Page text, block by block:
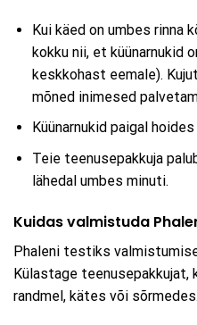
Kui käed on umbes rinna
kokku nii, et küünarnukid
keskkohast eemale).
mõned inimesed
Küünarnukid paigal
Teie teenusepakkuja
lähedal umbes minuti.
Kuidas valmistuda
Phaleni testiks
Külastage teenusepakkujat,
randmel, kätes või sõrmedes.